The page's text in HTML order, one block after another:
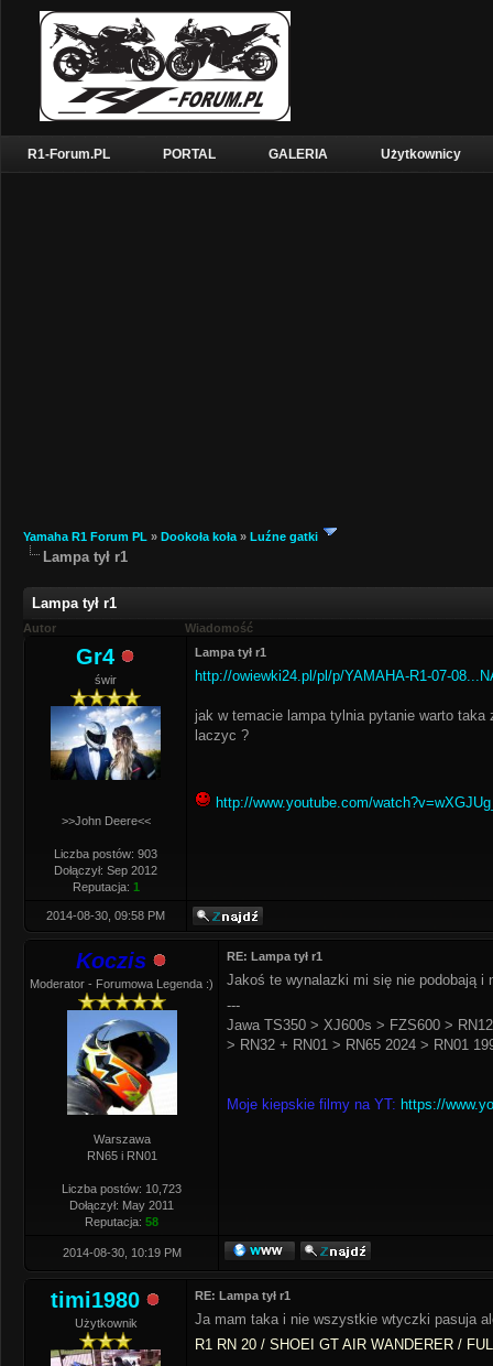
R1-Forum.PL PORTAL GALERIA Użytkownicy
Yamaha R1 Forum PL » Dookoła koła » Luźne gatki
Lampa tył r1
Lampa tył r1
Autor Wiadomość
Gr4
świr
>>John Deere<<
Liczba postów: 903
Dołączył: Sep 2012
Reputacja: 1
Lampa tył r1
http://owiewki24.pl/pl/p/YAMAHA-R1-07-
jak w temacie lampa tylnia pytanie warto
laczyc ?
http://www.youtube.com/
2014-08-30, 09:58 PM
Koczis
Moderator - Forumowa Legenda :)
Warszawa
RN65 i RN01
Liczba postów: 10,723
Dołączył: May 2011
Reputacja: 58
RE: Lampa tył r1
Jakoś te wynalazki mi się nie podobają i
---
Jawa TS350 > XJ600s > FZS600 >
> RN32 + RN01 > RN65 2024 > RN01
Moje kiepskie filmy na YT: https://
2014-08-30, 10:19 PM
timi1980
Użytkownik
RE: Lampa tył r1
Ja mam taka i nie wszystkie wtyczki pasuja
R1 RN 20 / SHOEI GT AIR WANDERER /